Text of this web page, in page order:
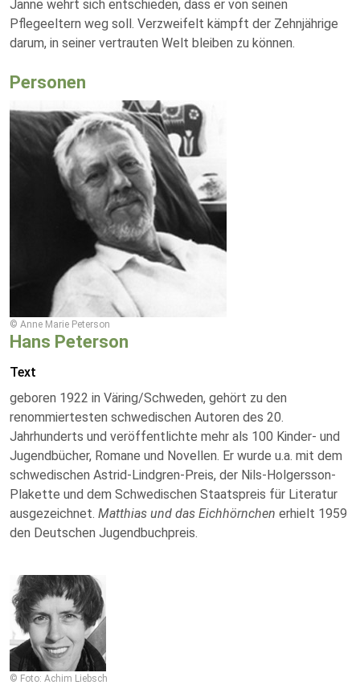
Janne wehrt sich entschieden, dass er von seinen
Pflegeeltern weg soll. Verzweifelt kämpft der Zehnjährige
darum, in seiner vertrauten Welt bleiben zu können.
Personen
© Anne Marie Peterson
Hans Peterson
Text
geboren 1922 in Väring/Schweden, gehört zu den
renommiertesten schwedischen Autoren des 20.
Jahrhunderts und veröffentlichte mehr als 100 Kinder- und
Jugendbücher, Romane und Novellen. Er wurde u.a. mit dem
schwedischen Astrid-Lindgren-Preis, der Nils-Holgersson-
Plakette und dem Schwedischen Staatspreis für Literatur
ausgezeichnet. Matthias und das Eichhörnchen erhielt 1959
den Deutschen Jugendbuchpreis.
© Foto: Achim Liebsch